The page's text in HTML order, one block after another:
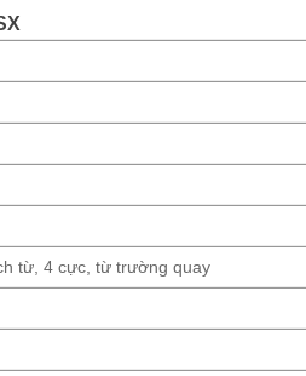
từ, 4 cực, từ trường quay